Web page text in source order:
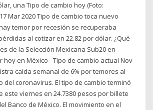
una Tipo de cambio hoy (Foto:
Mar 2020 Tipo de cambio toca nuevo
temor por recesión se recuperaba
al cotizar en 22.82 por dólar. ¿Qué
de la Selección Mexicana Sub20 en
hoy en México - Tipo de cambio actual Nov
caída semanal de 6% por temores al
del coronavirus. El tipo de cambio terminó
este viernes en 24.7380 pesos por billete
Banco de México. El movimiento en el